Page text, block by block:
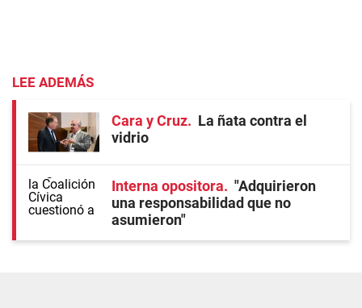
LEE ADEMÁS
Cara y Cruz
La ñata contra el
vidrio
Interna opositora
"Adquirieron
una responsabilidad que no
asumieron"